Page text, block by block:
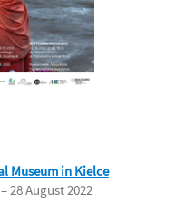
Museum in Kielce
28 August 2022